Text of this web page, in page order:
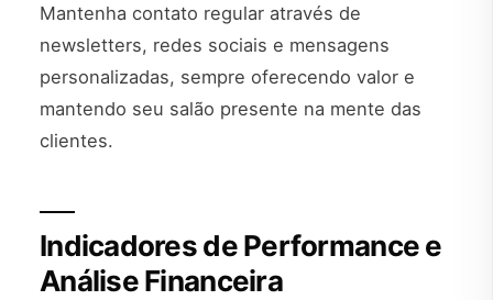
Mantenha contato regular através de
newsletters, redes sociais e mensagens
personalizadas, sempre oferecendo valor e
mantendo seu salão presente na mente das
clientes.
Indicadores de Performance e
Análise Financeira